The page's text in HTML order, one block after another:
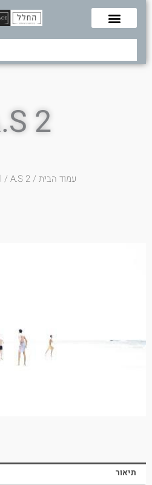
Search
Search Button
2
עמוד הבית/
/ A.S 2
תיאור